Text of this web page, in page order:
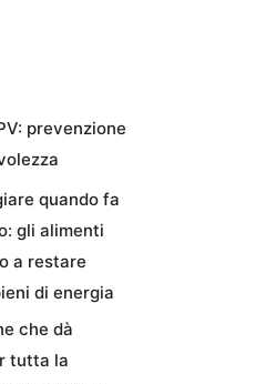
prevenzione
quando fa
gli alimenti
a restare
di energia
che dà
tutta la